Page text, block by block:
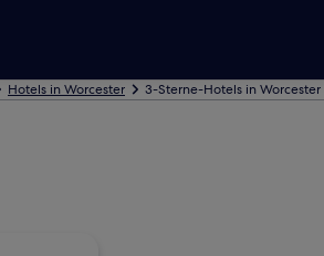
Hotels in Worcester 3-Sterne-Hotels in Worcester